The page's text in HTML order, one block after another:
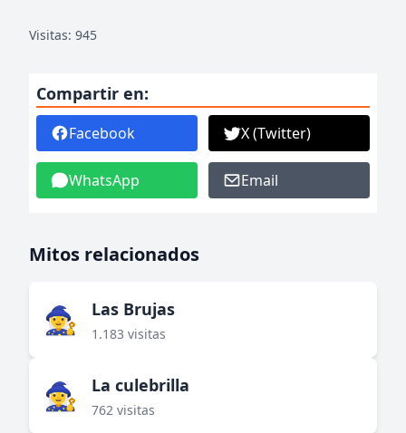
Visitas: 945
Compartir en:
Facebook X (Twitter)
WhatsApp Email
Mitos relacionados
🧙‍♀️ Las Brujas
1.183 visitas
🧙‍♀️ La culebrilla
762 visitas